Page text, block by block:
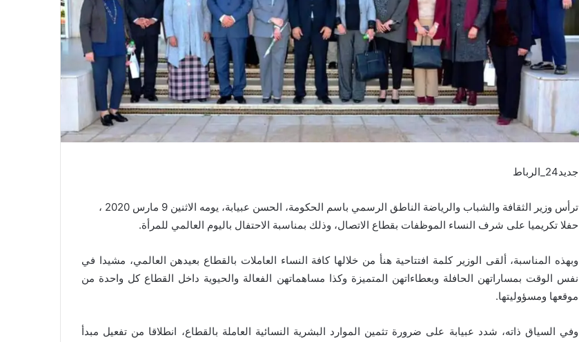
جديد24_الرباط
ترأس وزير الثقافة والشباب والرياضة الناطق الرسمي باسم الحكومة، الحسن عبيابة، يومه الاثنين 9 مارس 2020 ،
حفلا تكريميا على شرف النساء الموظفات بقطاع الاتصال، وذلك بمناسبة الاحتفال باليوم العالمي للمرأة.
وبهذه المناسبة، ألقى الوزير كلمة افتتاحية هنأ من خلالها كافة النساء العاملات بالقطاع بعيدهن العالمي، مشيدا في
نفس الوقت بمساراتهن الحافلة وبعطاءاتهن المتميزة وكذا مساهماتهن الفعالة والحيوية داخل القطاع كل واحدة من
موقعها ومسؤوليتها.
وفي السياق ذاته، شدد عبيابة على ضرورة تثمين الموارد البشرية النسائية العاملة بالقطاع، انطلاقا من تفعيل مبدأ